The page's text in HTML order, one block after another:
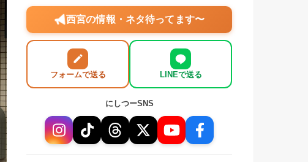
西宮の情報・ネタ待ってます〜
フォームで送る LINEで送る
にしつーSNS